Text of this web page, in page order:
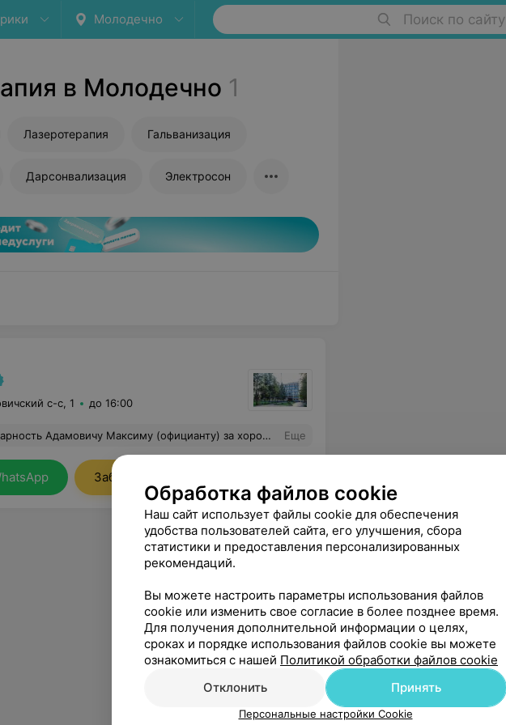
Молодечно Поиск по сайту
в Молодечно 1
Лазеротерапия Гальванизация
Дарсонвализация Электросон
c-с, 1 до 16:00
за хорошее и оперативное обслуживание,доброжелательность и внимательное отношение к отдыхающим Еще
Забронировать
Обработка файлов cookie
Наш сайт использует файлы cookie для обеспечения
удобства пользователей сайта, его улучшения, сбора
статистики и предоставления персонализированных
рекомендаций.
Вы можете настроить параметры использования файлов
cookie или изменить свое согласие в более позднее время.
Для получения дополнительной информации о целях,
сроках и порядке использования файлов cookie вы можете
ознакомиться с нашей Политикой обработки файлов cookie
Отклонить
Принять
Персональные настройки Cookie